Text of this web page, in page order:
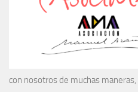
con nosotros de muchas maneras,